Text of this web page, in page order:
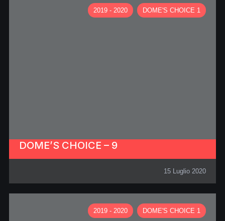
2019 - 2020 DOME'S CHOICE 1
DOME’S CHOICE – 9
15 Luglio 2020
2019 - 2020 DOME'S CHOICE 1